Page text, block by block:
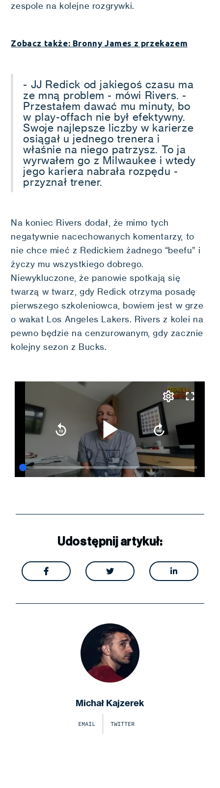
zespole na kolejne rozgrywki.
Zobacz także: Bronny James z przekazem
- JJ Redick od jakiegoś czasu ma
ze mną problem - mówi Rivers. -
Przestałem dawać mu minuty, bo
w play-offach nie był efektywny.
Swoje najlepsze liczby w karierze
osiągał u jednego trenera i
właśnie na niego patrzysz. To ja
wyrwałem go z Milwaukee i wtedy
jego kariera nabrała rozpędu -
przyznał trener.
Na koniec Rivers dodał, że mimo tych
negatywnie nacechowanych komentarzy, to
nie chce mieć z Redickiem żadnego “beefu” i
życzy mu wszystkiego dobrego.
Niewykluczone, że panowie spotkają się
twarzą w twarz, gdy Redick otrzyma posadę
pierwszego szkoleniowca, bowiem jest w grze
o wakat Los Angeles Lakers. Rivers z kolei na
pewno będzie na cenzurowanym, gdy zacznie
kolejny sezon z Bucks.
Udostępnij artykuł:
  
Michał Kajzerek
EMAIL TWITTER